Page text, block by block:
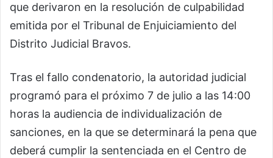
que derivaron en la resolución de culpabilidad
emitida por el Tribunal de Enjuiciamiento del
Distrito Judicial Bravos.
Tras el fallo condenatorio, la autoridad judicial
programó para el próximo 7 de julio a las 14:00
horas la audiencia de individualización de
sanciones, en la que se determinará la pena que
deberá cumplir la sentenciada en el Centro de